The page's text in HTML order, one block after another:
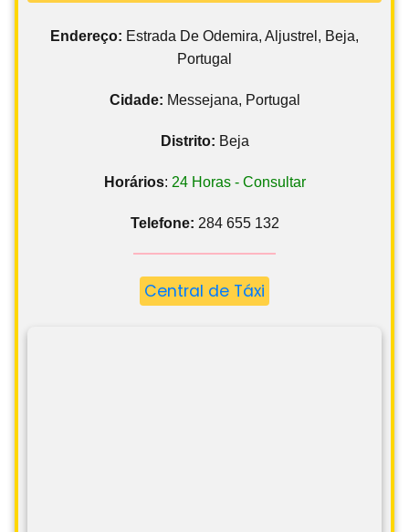
Endereço: Estrada De Odemira, Aljustrel, Beja,
Portugal
Cidade: Messejana, Portugal
Distrito: Beja
Horários: 24 Horas - Consultar
Telefone: 284 655 132
Central de Táxi